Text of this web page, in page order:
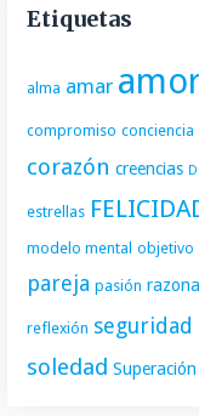
Etiquetas
alma amar
compromiso conciencia
corazón creencias
estrellas
modelo mental objetivo
pareja pasión
reflexión seguridad
soledad Superación